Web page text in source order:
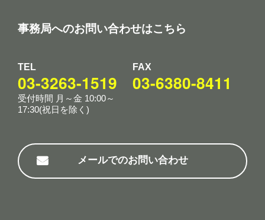
事務局へのお問い合わせはこちら
TEL
03-3263-1519
受付時間 月～金 10:00～
17:30(祝日を除く)
FAX
03-6380-8411
メールでのお問い合わせ